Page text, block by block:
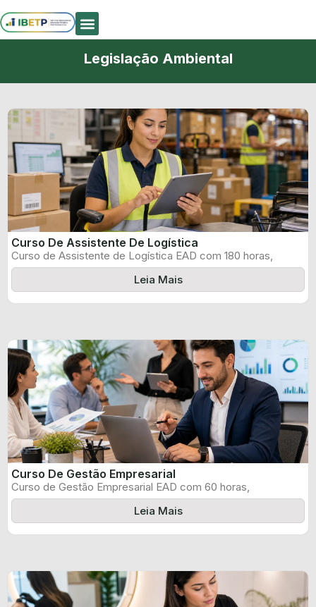
Legislação Ambiental
Curso De Assistente De Logística
Curso de Assistente de Logística EAD com 180 horas,
certificado informado pelo produtor ...
Leia Mais
Curso De Gestão Empresarial
Curso de Gestão Empresarial EAD com 60 horas,
certificado informado pelo produtor e ...
Leia Mais